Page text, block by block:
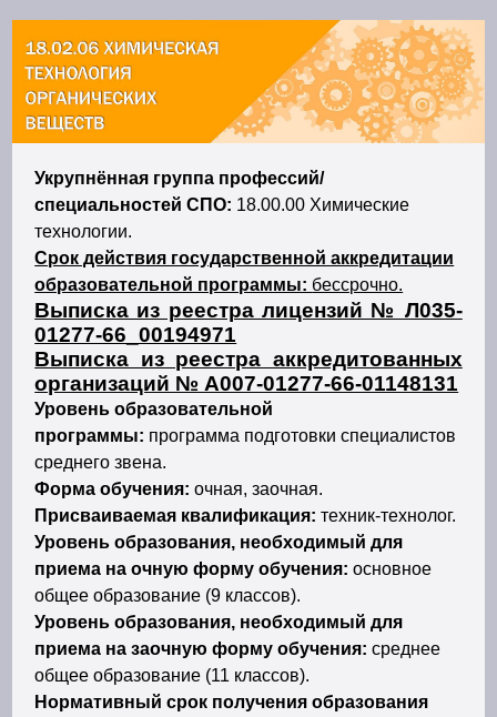
Укрупнённая группа профессий/
специальностей СПО: 18.00.00 Химические
технологии.
Срок действия государственной аккредитации
образовательной программы: бессрочно.
Выписка из реестра лицензий № Л035-
01277-66_00194971
Выписка из реестра аккредитованных
организаций № А007-01277-66-01148131
Уровень образовательной
программы: программа подготовки специалистов
среднего звена.
Форма обучения:очная, заочная.
Присваиваемая квалификация:техник-технолог.
Уровень образования, необходимый для
приема на очную форму обучения:основное
общее образование (9 классов).
Уровень образования, необходимый для
приема на заочную форму обучения: среднее
общее образование (11 классов).
Нормативный срок получения образования